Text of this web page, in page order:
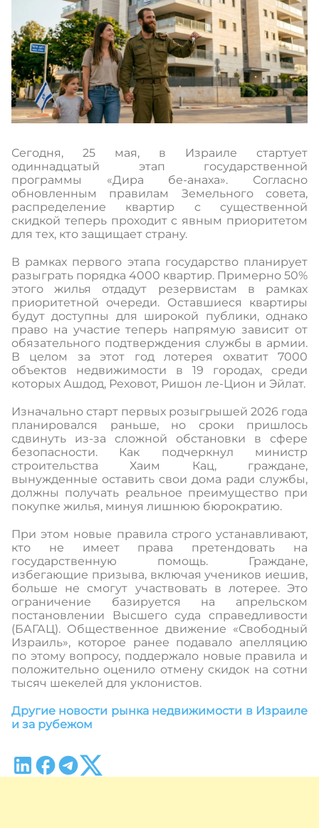
Сегодня, 25 мая, в Израиле стартует
одиннадцатый этап государственной
программы «Дира бе-анаха». Согласно
обновленным правилам Земельного совета,
распределение квартир с существенной
скидкой теперь проходит с явным приоритетом
для тех, кто защищает страну.
В рамках первого этапа государство планирует
разыграть порядка 4000 квартир. Примерно 50%
этого жилья отдадут резервистам в рамках
приоритетной очереди. Оставшиеся квартиры
будут доступны для широкой публики, однако
право на участие теперь напрямую зависит от
обязательного подтверждения службы в армии.
В целом за этот год лотерея охватит 7000
объектов недвижимости в 19 городах, среди
которых Ашдод, Реховот, Ришон ле-Цион и Эйлат.
Изначально старт первых розыгрышей 2026 года
планировался раньше, но сроки пришлось
сдвинуть из-за сложной обстановки в сфере
безопасности. Как подчеркнул министр
строительства Хаим Кац, граждане,
вынужденные оставить свои дома ради службы,
должны получать реальное преимущество при
покупке жилья, минуя лишнюю бюрократию.
При этом новые правила строго устанавливают,
кто не имеет права претендовать на
государственную помощь. Граждане,
избегающие призыва, включая учеников иешив,
больше не смогут участвовать в лотерее. Это
ограничение базируется на апрельском
постановлении Высшего суда справедливости
(БАГАЦ). Общественное движение «Свободный
Израиль», которое ранее подавало апелляцию
по этому вопросу, поддержало новые правила и
положительно оценило отмену скидок на сотни
тысяч шекелей для уклонистов.
Другие новости рынка недвижимости в Израиле
и за рубежом